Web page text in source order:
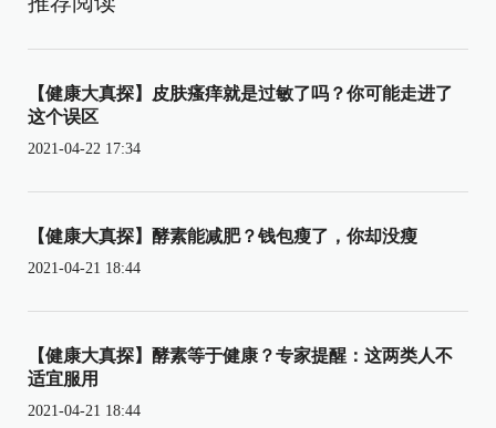
【健康大真探】皮肤瘙痒就是过敏了吗？你可能走进了
这个误区
2021-04-22 17:34
【健康大真探】酵素能减肥？钱包瘦了，你却没瘦
2021-04-21 18:44
【健康大真探】酵素等于健康？专家提醒：这两类人不
适宜服用
2021-04-21 18:44